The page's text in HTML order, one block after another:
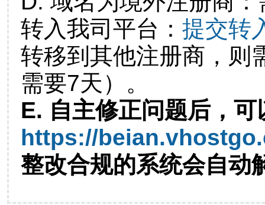
转入我司平台： 提交转
转移到其他注册商，则
需要7天）。
E. 自主修正问题后，可
https://
整改合规的系统会自动